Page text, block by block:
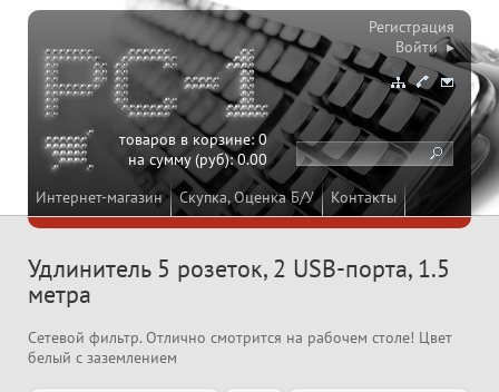
Интернет-магазин Скупка, Оценка Б/У Контакты
товаров в корзине:0
на сумму (руб):0.00
Регистрация
Войти ▸
Удлинитель 5 розеток, 2 USB-порта, 1.5
метра
Сетевой фильтр. Отлично смотрится на рабочем столе! Цвет
белый с заземлением